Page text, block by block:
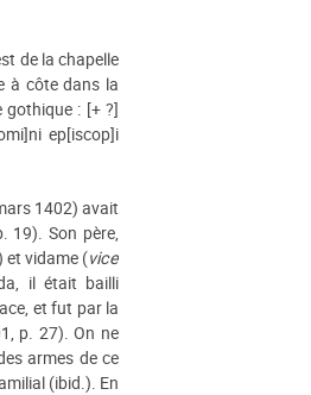
de la chapelle
à côte dans la
gothique : [+ ?]
ep[iscop]i
1402) avait
19). Son père,
et vidame (vice
il était bailli
et fut par la
p. 27). On ne
armes de ce
(ibid.). En